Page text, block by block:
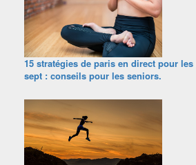
15 stratégies de paris en direct pour
sept : conseils pour les seniors.